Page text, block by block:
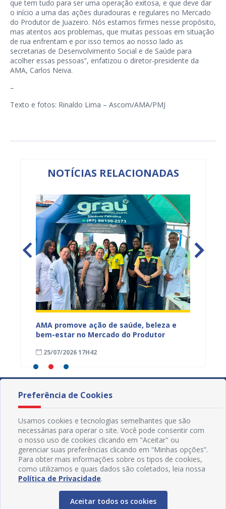
que tem tudo para ser uma operação exitosa, e que deve dar
o início a uma das ações duradouras e regulares no Mercado
do Produtor de Juazeiro. Nós estamos firmes nesse propósito,
mas atentos aos problemas, que muitas pessoas em situação
de rua enfrentam e por isso temos ao nosso lado as
secretarias de Desenvolvimento Social e de Saúde para
acolher essas pessoas”, enfatizou o diretor-presidente da
AMA, Carlos Neiva.
–
Texto e fotos: Rinaldo Lima – Ascom/AMA/PMJ
NOTÍCIAS RELACIONADAS
AMA promove ação de saúde, beleza e
bem-estar no Mercado do Produtor
25/07/2026 17H42
Preferência de Cookies
Usamos cookies e tecnologias semelhantes que são
necessárias para operar o site. Você pode consentir com
o nosso uso de cookies clicando em "Aceitar" ou
gerenciar suas preferências clicando em “Minhas opções”.
Para obter mais informações sobre os tipos de cookies,
como utilizamos e quais dados são coletados, leia nossa
Política de Privacidade.
Aceitar todos os cookies